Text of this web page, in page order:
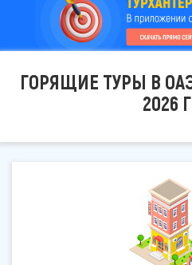
ГОРЯЩИЕ ТУРЫ В
2026